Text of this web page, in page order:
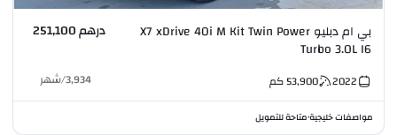
بي ام دبليو X7 xDrive 40i M Kit Twin Power
Turbo 3.0L I6
درهم 251,100
2022
53,900كم 3,934
/شهر
مواصفات خليجية•متاحة للتمويل